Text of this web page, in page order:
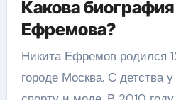
Какова
Ефремова?
Никита Ефремов родился
городе Москва. С детства